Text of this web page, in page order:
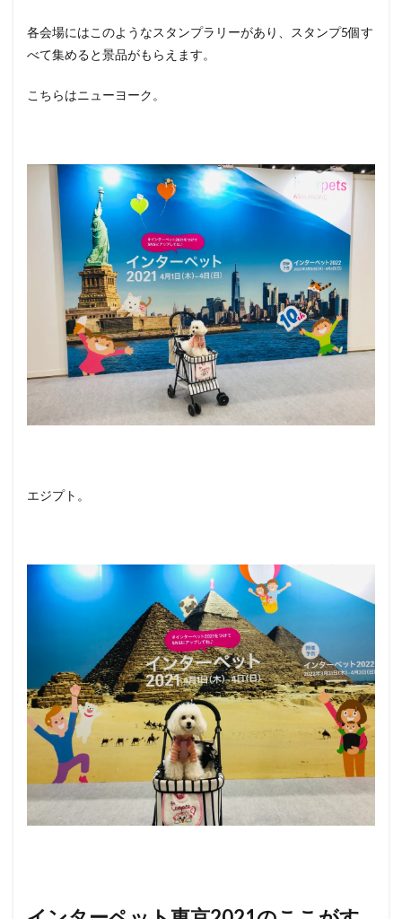
各会場にはこのようなスタンプラリーがあり、スタンプ5個す
べて集めると景品がもらえます。
こちらはニューヨーク。
エジプト。